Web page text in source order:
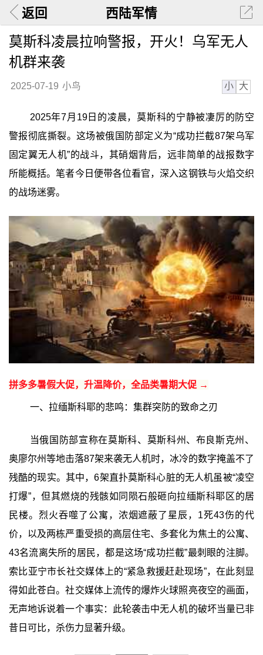
返回 西陆军情
莫斯科凌晨拉响警报，开火！乌军无人
机群来袭
2025-07-19 小鸟 小 大
2025年7月19日的凌晨，莫斯科的宁静被凄厉的防空
警报彻底撕裂。这场被俄国防部定义为“成功拦截87架乌军
固定翼无人机”的战斗，其硝烟背后，远非简单的战报数字
所能概括。笔者今日便带各位看官，深入这钢铁与火焰交织
的战场迷雾。
拼多多暑假大促，升温降价，全品类暑期大促 →
一、拉缅斯科耶的悲鸣：集群突防的致命之刃
当俄国防部宣称在莫斯科、莫斯科州、布良斯克州、
奥廖尔州等地击落87架来袭无人机时，冰冷的数字掩盖不了
残酷的现实。其中，6架直扑莫斯科心脏的无人机虽被“凌空
打爆”，但其燃烧的残骸如同陨石般砸向拉缅斯科耶区的居
民楼。烈火吞噬了公寓，浓烟遮蔽了星辰，1死43伤的代
价，以及两栋严重受损的高层住宅、多套化为焦土的公寓、
43名流离失所的居民，都是这场“成功拦截”最刺眼的注脚。
索比亚宁市长社交媒体上的“紧急救援赶赴现场”，在此刻显
得如此苍白。社交媒体上流传的爆炸火球照亮夜空的画面，
无声地诉说着一个事实：此轮袭击中无人机的破坏当量已非
昔日可比，杀伤力显著升级。